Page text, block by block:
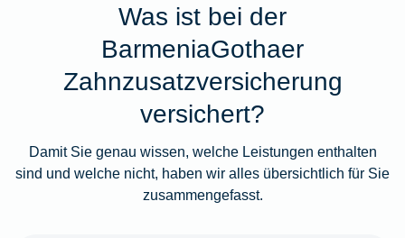
Was ist bei der
BarmeniaGothaer
Zahnzusatzversicherung
versichert?
Damit Sie genau wissen, welche Leistungen enthalten
sind und welche nicht, haben wir alles übersichtlich für Sie
zusammengefasst.